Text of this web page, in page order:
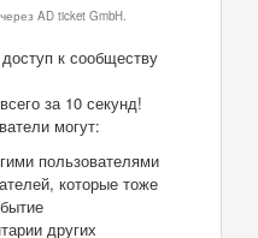
AD ticket GmbH.
доступ к сообществу
за 10 секунд!
могут:
пользователями
которые тоже
других